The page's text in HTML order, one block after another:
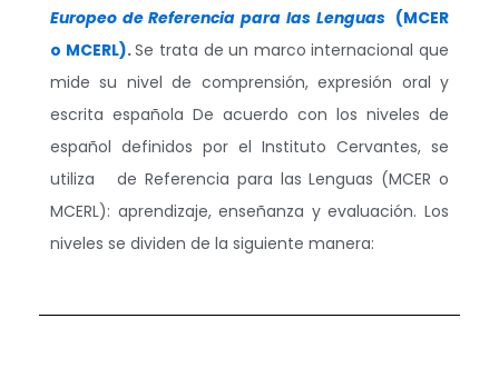
Europeo de Referencia para las Lenguas (MCER
o MCERL).Se trata de un marco internacional que
mide su nivel de comprensión, expresión oral y
escrita española De acuerdo con los niveles de
español definidos por el Instituto Cervantes, se
utiliza de Referencia para las Lenguas (MCER o
MCERL): aprendizaje, enseñanza y evaluación. Los
niveles se dividen de la siguiente manera: